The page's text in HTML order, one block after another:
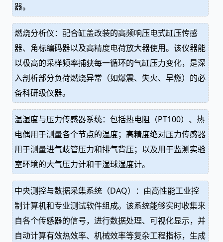
器。
燃烧分析仪：配合缸盖改装的高频响压电式缸压传感
器、角标编码器以及高精度电荷放大器使用。该仪器能
以极高的采样频率捕获每一循环的气缸压力变化，是深
入剖析部分负荷燃烧异常（如爆震、失火、早燃）的必
备科研级仪器。
温湿度与压力传感器系统：包括热电阻（PT100）、热
电偶用于测量各个节点的温度；高精度绝对压力传感器
用于测量进气歧管压力和排气背压；以及用于监测实验
室环境的大气压力计和干湿球湿度计。
中央测控与数据采集系统（DAQ）：由高性能工业控
制计算机和专业测试软件组成。该系统能够实时收集来
自各个传感器的信号，进行数据处理、可视化显示，并
自动计算有效热效率、机械效率等复杂工程指标，生成